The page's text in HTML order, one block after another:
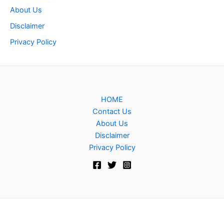
About Us
Disclaimer
Privacy Policy
HOME
Contact Us
About Us
Disclaimer
Privacy Policy